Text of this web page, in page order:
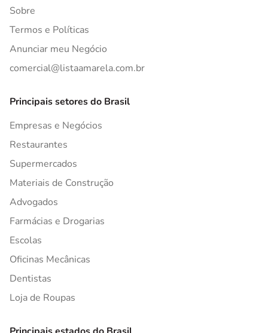
Sobre
Termos e Políticas
Anunciar meu Negócio
comercial@listaamarela.com.br
Principais setores do Brasil
Empresas e Negócios
Restaurantes
Supermercados
Materiais de Construção
Advogados
Farmácias e Drogarias
Escolas
Oficinas Mecânicas
Dentistas
Loja de Roupas